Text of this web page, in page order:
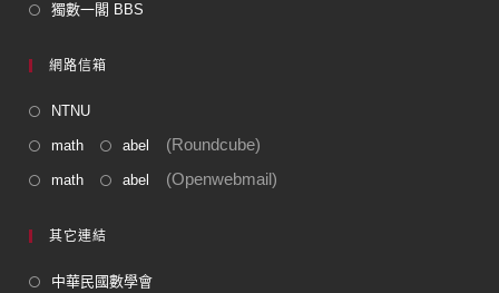
獨數一閣 BBS
網路信箱
NTNU
math abel (Roundcube)
math abel (Openwebmail)
其它連結
中華民國數學會